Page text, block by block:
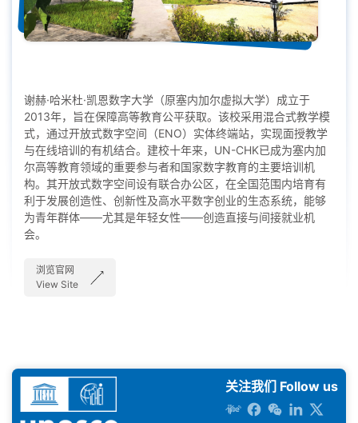
谢赫·哈米杜·凯恩数字大学（原塞内加尔虚拟大学）成立于
2013年，旨在保障高等教育公平获取。该校采用混合式教学模
式，通过开放式数字空间（ENO）实体终端站，实现面授教学
与在线培训的有机结合。建校十年来，UN-CHK已成为塞内加
尔高等教育领域的重要参与者和国家数字教育的主要培训机
构。其开放式数字空间设有联合办公区，在全国范围内培育有
利于发展创造性、创新性及高水平数字创业的生态系统，能够
为青年群体——尤其是年轻女性——创造直接与间接就业机
会。
浏览官网
View Site
关注我们 Follow us